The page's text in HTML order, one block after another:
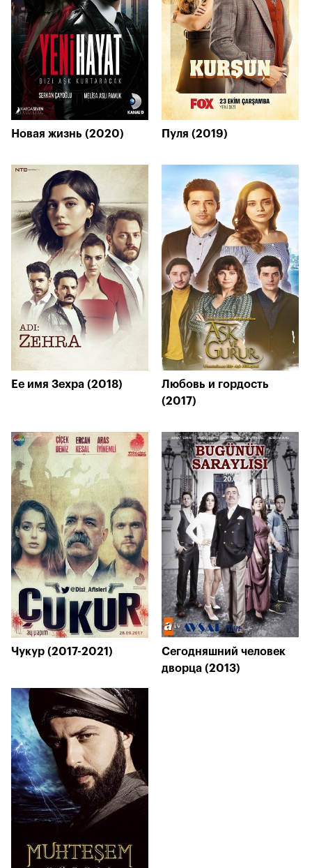
Новая жизнь (2020) Пуля (2019)
Ее имя Зехра (2018)
Любовь и гордость
(2017)
Чукур (2017-2021)
Сегодняшний человек
дворца (2013)